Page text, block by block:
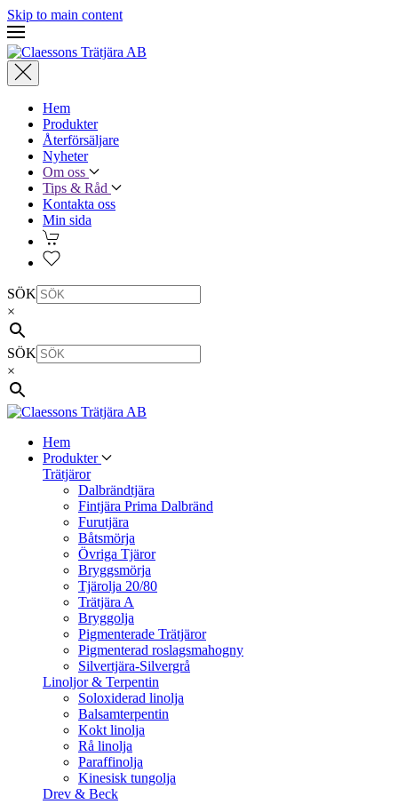
Skip to main content
Hem
Produkter
Återförsäljare
Nyheter
Om oss
Tips & Råd
Kontakta oss
Min sida
SÖK
×
SÖK
×
Hem
Produkter
Trätjäror
Dalbrändtjära
Fintjära Prima Dalbränd
Furutjära
Båtsmörja
Övriga Tjäror
Bryggsmörja
Tjärolja 20/80
Trätjära A
Bryggolja
Pigmenterade Trätjäror
Pigmenterad roslagsmahogny
Silvertjära-Silvergrå
Linoljor & Terpentin
Soloxiderad linolja
Balsamterpentin
Kokt linolja
Rå linolja
Paraffinolja
Kinesisk tungolja
Drev & Beck